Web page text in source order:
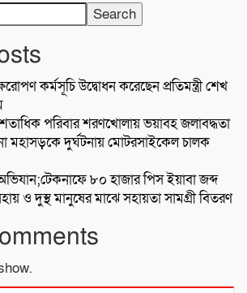
Search
কর্মসূচি উদ্বোধন করেছেন প্রতিমন্ত্রী শেখ
পরিবার শরণখোলায় ভয়াবহ জলাবদ্ধতা
মহাসড়কে ‌দুর্ঘটনায় মোটরসাইকেল চালক
৮০ হাজার পিস ইয়াবা জব্দ
ও দুস্থ মানুষের মাঝে সহায়তা সামগ্রী বিতরণ